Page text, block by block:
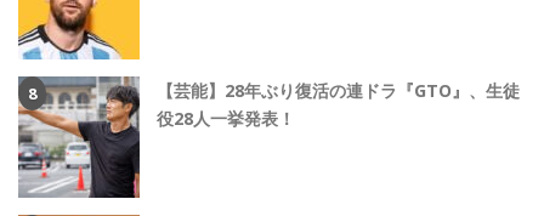
【芸能】28年ぶり復活の連ドラ『GTO』、生徒
役28人一挙発表！